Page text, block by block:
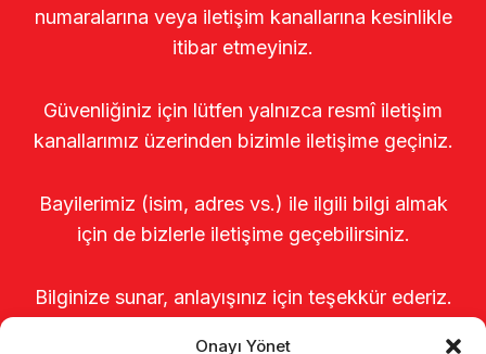
Onayı Yönet
numaralarına veya iletişim kanallarına kesinlikle
itibar etmeyiniz.
Güvenliğiniz için lütfen yalnızca resmî iletişim
kanallarımız üzerinden bizimle iletişime geçiniz.
Bayilerimiz (isim, adres vs.) ile ilgili bilgi almak
için de bizlerle iletişime geçebilirsiniz.
Bilginize sunar, anlayışınız için teşekkür ederiz.